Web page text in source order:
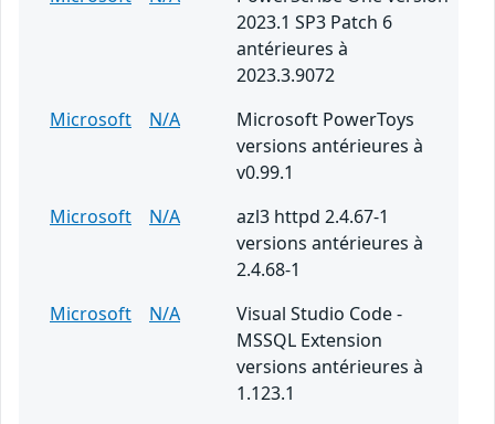
2023.1 SP3 Patch 6
antérieures à
2023.3.9072
Microsoft
N/A
Microsoft PowerToys
versions antérieures à
v0.99.1
Microsoft
N/A
azl3 httpd 2.4.67-1
versions antérieures à
2.4.68-1
Microsoft
N/A
Visual Studio Code -
MSSQL Extension
versions antérieures à
1.123.1